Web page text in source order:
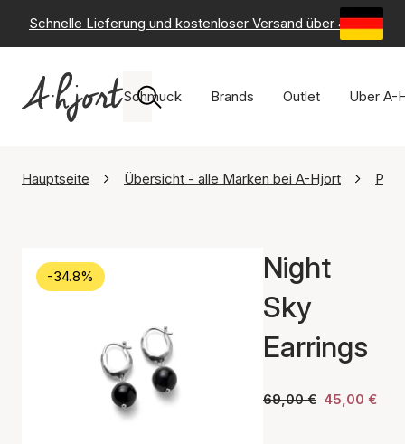
Schnelle Lieferung und kostenloser Versand über 49 € -
Schmuck Brands Outlet Über A-
Hauptseite Übersicht - alle Marken bei A-Hjort
-34.8%
Night
Sky
Earrings
69,00 € 45,00 €